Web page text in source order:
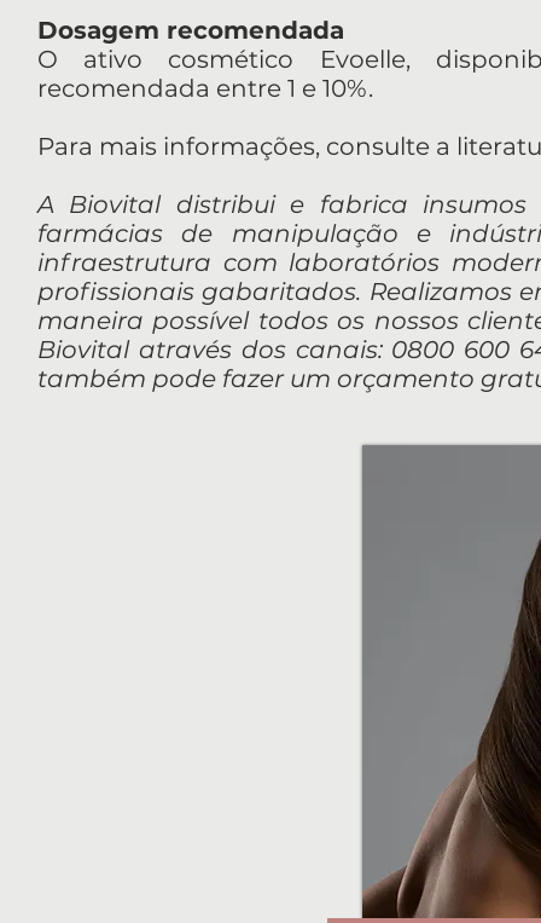
Dosagem recomendada
O ativo cosmético Evoelle,
recomendada entre 1 e 10%.
Para mais informações, consulte a
A Biovital distribui e fabrica insumos
farmácias de manipulação e
infraestrutura com laboratórios
profissionais gabaritados. Realizamos
maneira possível todos os nossos
Biovital através dos canais: 0800 600
também pode fazer um orçamento